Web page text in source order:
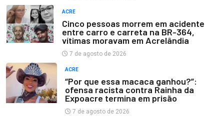
ACRE
Cinco pessoas morrem em acidente
entre carro e carreta na BR-364,
vítimas moravam em Acrelândia
7 de agosto de 2026
ACRE
“Por que essa macaca ganhou?”:
ofensa racista contra Rainha da
Expoacre termina em prisão
7 de agosto de 2026